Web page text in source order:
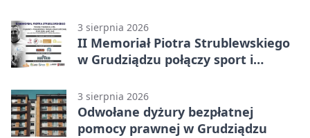
3 sierpnia 2026
II Memoriał Piotra Strublewskiego
w Grudziądzu połączy sport i
3 sierpnia 2026
Odwołane dyżury bezpłatnej
pomocy prawnej w Grudziądzu